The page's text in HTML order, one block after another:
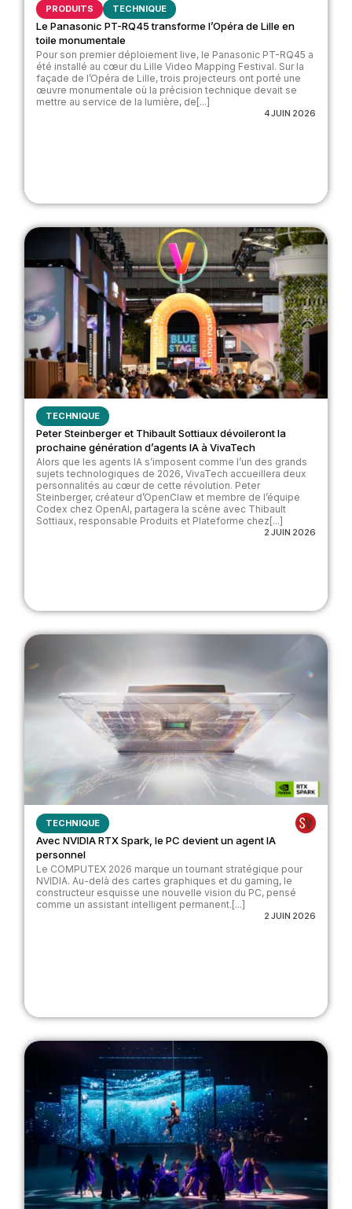
PRODUITS TECHNIQUE
Le Panasonic PT-RQ45 transforme l’Opéra de Lille en
toile monumentale
Pour son premier déploiement live, le Panasonic PT-RQ45 a
été installé au cœur du Lille Video Mapping Festival. Sur la
façade de l’Opéra de Lille, trois projecteurs ont porté une
œuvre monumentale où la précision technique devait se
mettre au service de la lumière, de[...]
4 JUIN 2026
TECHNIQUE
Peter Steinberger et Thibault Sottiaux dévoileront la
prochaine génération d’agents IA à VivaTech
Alors que les agents IA s’imposent comme l’un des grands
sujets technologiques de 2026, VivaTech accueillera deux
personnalités au cœur de cette révolution. Peter
Steinberger, créateur d’OpenClaw et membre de l’équipe
Codex chez OpenAI, partagera la scène avec Thibault
Sottiaux, responsable Produits et Plateforme chez[...]
2 JUIN 2026
TECHNIQUE
Avec NVIDIA RTX Spark, le PC devient un agent IA
personnel
Le COMPUTEX 2026 marque un tournant stratégique pour
NVIDIA. Au-delà des cartes graphiques et du gaming, le
constructeur esquisse une nouvelle vision du PC, pensé
comme un assistant intelligent permanent.[...]
2 JUIN 2026